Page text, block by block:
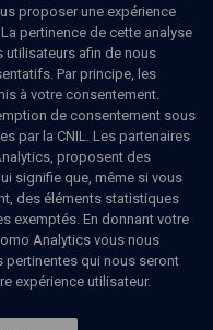
de Benny Lévy , il est
proposer une expérience
pertinence de cette analyse
utilisateurs afin de nous
Par principe, les
à votre consentement.
de consentement sous
par la CNIL. Les partenaires
proposent des
signifie que, même si vous
des éléments statistiques
exemptés. En donnant votre
Analytics vous nous
pertinentes qui nous seront
expérience utilisateur.